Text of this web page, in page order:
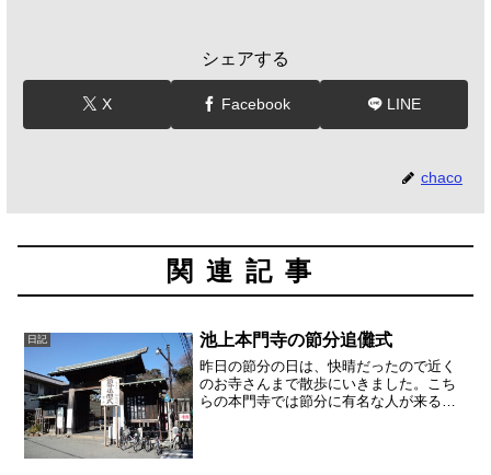
シェアする
X Facebook LINE
chaco
関連記事
日記 池上本門寺の節分追儺式
昨日の節分の日は、快晴だったので近く
のお寺さんまで散歩にいきました。こち
らの本門寺では節分に有名な人が来るの